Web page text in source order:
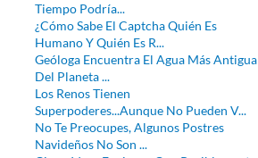
Tiempo Podría...
¿Cómo Sabe El Captcha Quién Es
Humano Y Quién Es R...
Geóloga Encuentra El Agua Más Antigua
Del Planeta ...
Los Renos Tienen
Superpoderes...Aunque No Pueden V...
No Te Preocupes, Algunos Postres
Navideños No Son ...